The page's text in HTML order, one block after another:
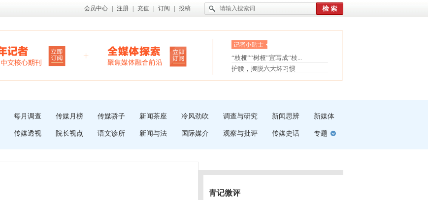
会员中心 注册 充值 订阅 投稿
眼白变红或是结膜下出血
“枝桠”“树桠”宜写成“枝...
夏天缓解疲劳有三招
护腰，摆脱六大坏习惯
受伤了冰敷还是热敷
每月调查 传媒月榜 传媒骄子 新闻茶座 冷风劲吹 调查与研究 新闻思辨 新媒体
传媒透视 院长视点 语文诊所 新闻与法 国际媒介 观察与批评 传媒史话 专题
青记微评